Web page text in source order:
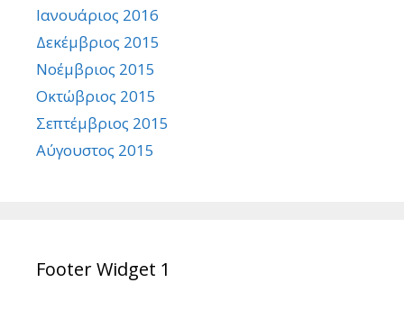
Ιανουάριος 2016
Δεκέμβριος 2015
Νοέμβριος 2015
Οκτώβριος 2015
Σεπτέμβριος 2015
Αύγουστος 2015
Footer Widget 1